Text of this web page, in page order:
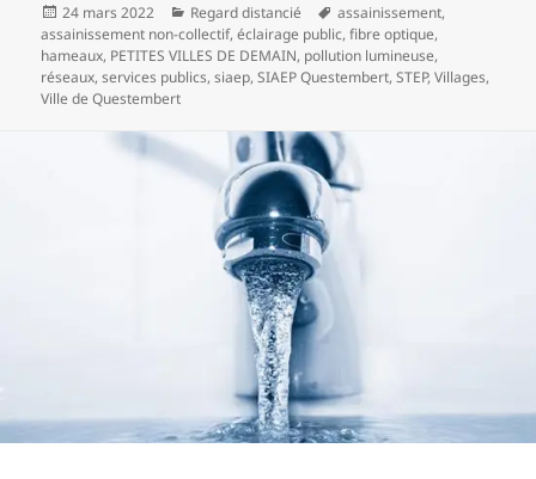
Publié
le
24 mars 2022 Catégories
Regard distancié
Mots-
clés
assainissement,
assainissement non-collectif,éclairage public,fibre optique,
hameaux, PETITES VILLES DE DEMAIN, pollution lumineuse,
réseaux,services publics,siaep,SIAEP Questembert,STEP,Villages,
Ville de Questembert